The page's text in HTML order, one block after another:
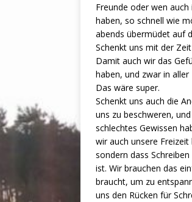
Freunde oder wen
haben, so schnell wie
abends übermüdet auf
Schenkt uns mit der
Damit auch wir das
haben, und zwar in aller
Das wäre super.
Schenkt uns auch die
uns zu beschweren,
schlechtes Gewissen
wir auch unsere
sondern dass
ist. Wir brauchen das
braucht, um zu
uns den Rücken für